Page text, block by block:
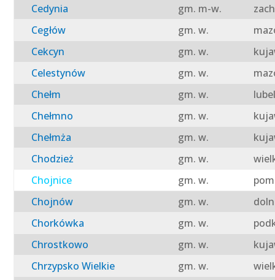
Cedynia
gm. m-w.
Cegłów
gm. w.
Cekcyn
gm. w.
Celestynów
gm. w.
Chełm
gm. w.
Chełmno
gm. w.
Chełmża
gm. w.
Chodzież
gm. w.
Chojnice
gm. w.
Chojnów
gm. w.
Chorkówka
gm. w.
Chrostkowo
gm. w.
Chrzypsko Wielkie
gm. w.